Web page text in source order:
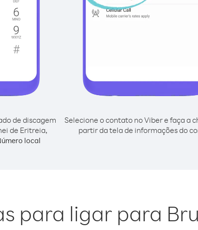
de discagem
de Eritreia,
local
Selecione o contato no Viber e faça a
partir da tela de informações do
para ligar para